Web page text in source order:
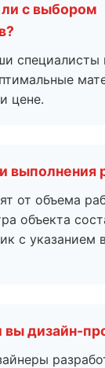
с выбором
специалисты
цене.
выполнения
от объема
объекта
с указанием
вы дизайн-